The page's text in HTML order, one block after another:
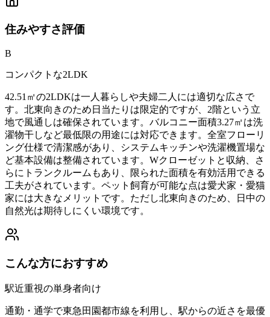
住みやすさ評価
B
コンパクトな2LDK
42.51㎡の2LDKは一人暮らしや夫婦二人には適切な広さで
す。北東向きのため日当たりは限定的ですが、2階という立
地で風通しは確保されています。バルコニー面積3.27㎡は洗
濯物干しなど最低限の用途には対応できます。全室フローリ
ング仕様で清潔感があり、システムキッチンや洗濯機置場な
ど基本設備は整備されています。Wクローゼットと収納、さ
らにトランクルームもあり、限られた面積を有効活用できる
工夫がされています。ペット飼育が可能な点は愛犬家・愛猫
家には大きなメリットです。ただし北東向きのため、日中の
自然光は期待しにくい環境です。
こんな方におすすめ
駅近重視の単身者向け
通勤・通学で東急田園都市線を利用し、駅からの近さを最優